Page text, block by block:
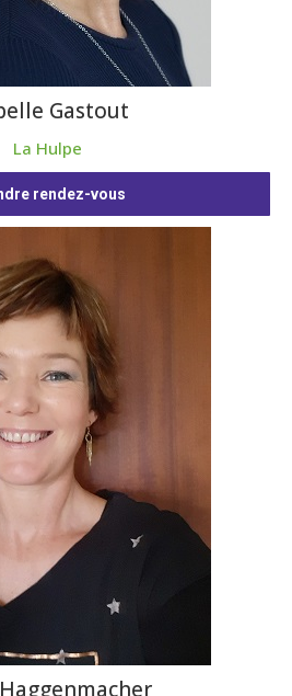
Gastout
La Hulpe
rendez-vous